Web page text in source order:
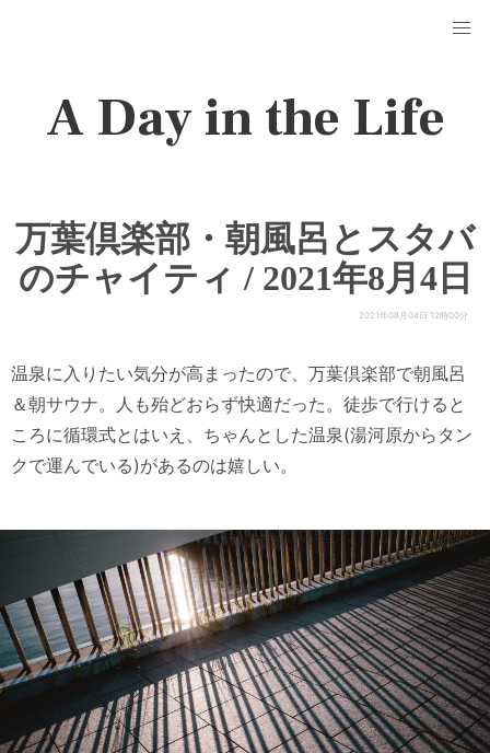
A Day in the Life
万葉倶楽部・朝風呂とスタバ
のチャイティ / 2021年8月4日
2021年08月04日 12時00分
温泉に入りたい気分が高まったので、万葉倶楽部で朝風呂
＆朝サウナ。人も殆どおらず快適だった。徒歩で行けると
ころに循環式とはいえ、ちゃんとした温泉(湯河原からタン
クで運んでいる)があるのは嬉しい。